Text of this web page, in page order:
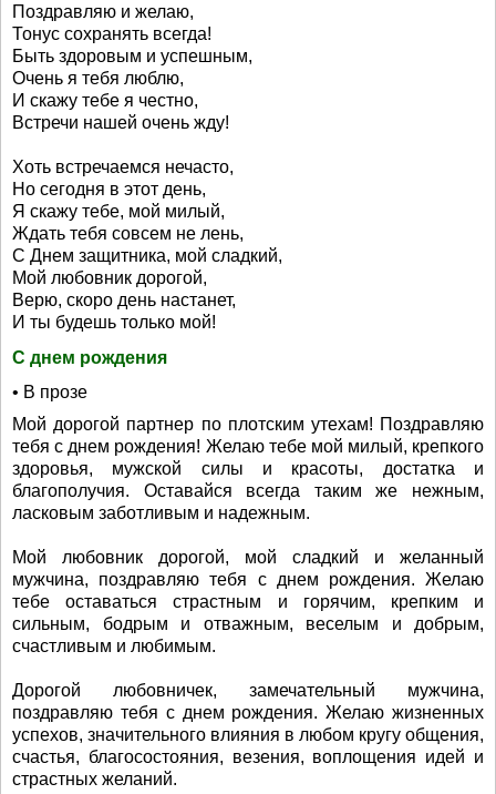
Поздравляю и желаю,
Тонус сохранять всегда!
Быть здоровым и успешным,
Очень я тебя люблю,
И скажу тебе я честно,
Встречи нашей очень жду!
Хоть встречаемся нечасто,
Но сегодня в этот день,
Я скажу тебе, мой милый,
Ждать тебя совсем не лень,
С Днем защитника, мой сладкий,
Мой любовник дорогой,
Верю, скоро день настанет,
И ты будешь только мой!
С днем рождения
• В прозе
Мой дорогой партнер по плотским утехам! Поздравляю
тебя с днем рождения! Желаю тебе мой милый, крепкого
здоровья, мужской силы и красоты, достатка и
благополучия. Оставайся всегда таким же нежным,
ласковым заботливым и надежным.
Мой любовник дорогой, мой сладкий и желанный
мужчина, поздравляю тебя с днем рождения. Желаю
тебе оставаться страстным и горячим, крепким и
сильным, бодрым и отважным, веселым и добрым,
счастливым и любимым.
Дорогой любовничек, замечательный мужчина,
поздравляю тебя с днем рождения. Желаю жизненных
успехов, значительного влияния в любом кругу общения,
счастья, благосостояния, везения, воплощения идей и
страстных желаний.